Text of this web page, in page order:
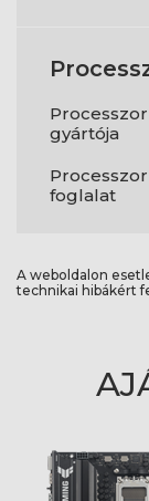
Processzor
gyártója
Processzor
foglalat
A weboldalon
technikai hibákért